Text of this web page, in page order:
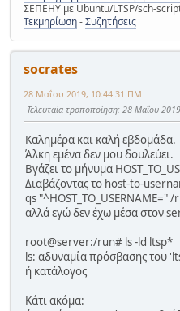
ΣΕΠΕΗΥ με Ubuntu/LTSP/sch-
Τεκμηρίωση-Συζητήσεις
socrates
28 Μαΐου 2019, 10:44:31 ΠΜ
Τελευταία τροποποίηση: 28 Μαΐου
Καλημέρα και καλή εβδομάδα.
Άλκη εμένα δεν μου δουλεύει.
Βγάζει το μήνυμα
Διαβάζοντας το host-to-
qs
αλλά εγώ δεν έχω μέσα στον
root@server:/run# ls -ld ltsp*
ls: αδυναμία πρόσβασης του
ή κατάλογος
Κάτι ακόμα: